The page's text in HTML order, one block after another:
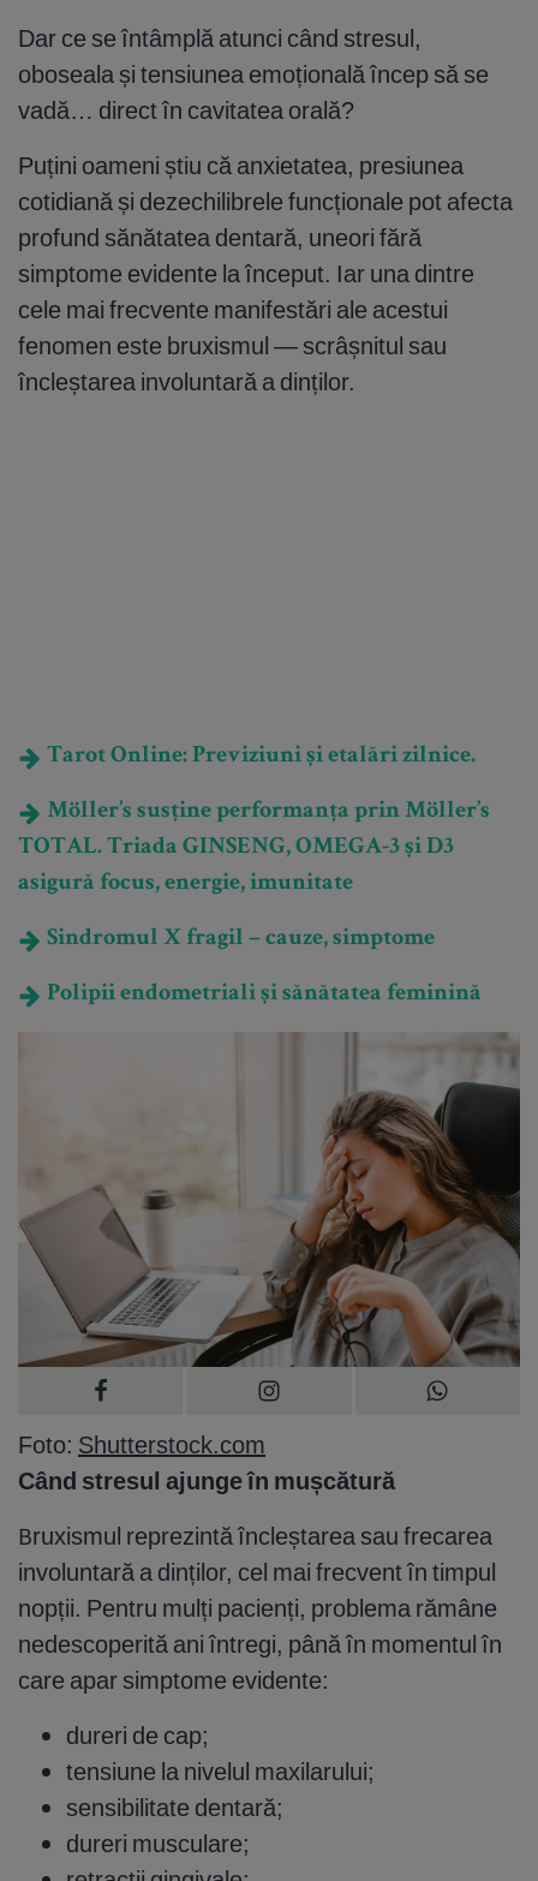
Dar ce se întâmplă atunci când stresul,
oboseala și tensiunea emoțională încep să se
vadă… direct în cavitatea orală?
Puțini oameni știu că anxietatea, presiunea
cotidiană și dezechilibrele funcționale pot afecta
profund sănătatea dentară, uneori fără
simptome evidente la început. Iar una dintre
cele mai frecvente manifestări ale acestui
fenomen este bruxismul — scrâșnitul sau
încleștarea involuntară a dinților.
Tarot Online: Previziuni și etalări zilnice.
Möller’s susține performanța prin Möller’s
TOTAL. Triada GINSENG, OMEGA-3 și D3
asigură focus, energie, imunitate
Sindromul X fragil – cauze, simptome
Polipii endometriali și sănătatea feminină
Foto: Shutterstock.com
Când stresul ajunge în mușcătură
Bruxismul reprezintă încleștarea sau frecarea
involuntară a dinților, cel mai frecvent în timpul
nopții. Pentru mulți pacienți, problema rămâne
nedescoperită ani întregi, până în momentul în
care apar simptome evidente:
dureri de cap;
tensiune la nivelul maxilarului;
sensibilitate dentară;
dureri musculare;